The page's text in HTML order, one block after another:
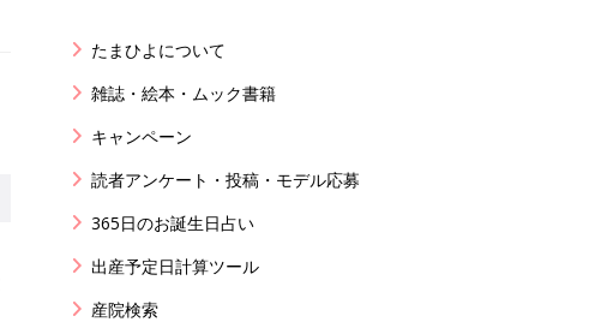
たまひよについて
雑誌・絵本・ムック書籍
キャンペーン
読者アンケート・投稿・モデル応募
365日のお誕生日占い
出産予定日計算ツール
産院検索